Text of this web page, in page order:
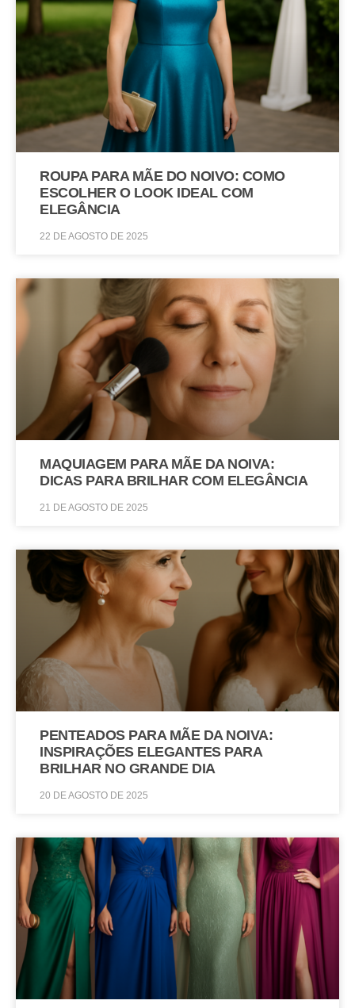
ROUPA PARA MÃE DO NOIVO: COMO
ESCOLHER O LOOK IDEAL COM
ELEGÂNCIA
22 DE AGOSTO DE 2025
MAQUIAGEM PARA MÃE DA NOIVA:
DICAS PARA BRILHAR COM ELEGÂNCIA
21 DE AGOSTO DE 2025
PENTEADOS PARA MÃE DA NOIVA:
INSPIRAÇÕES ELEGANTES PARA
BRILHAR NO GRANDE DIA
20 DE AGOSTO DE 2025